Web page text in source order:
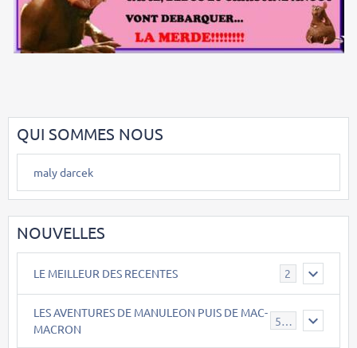
QUI SOMMES NOUS
maly darcek
NOUVELLES
LE MEILLEUR DES RECENTES 2
LES AVENTURES DE MANULEON PUIS DE MAC-
MACRON
543